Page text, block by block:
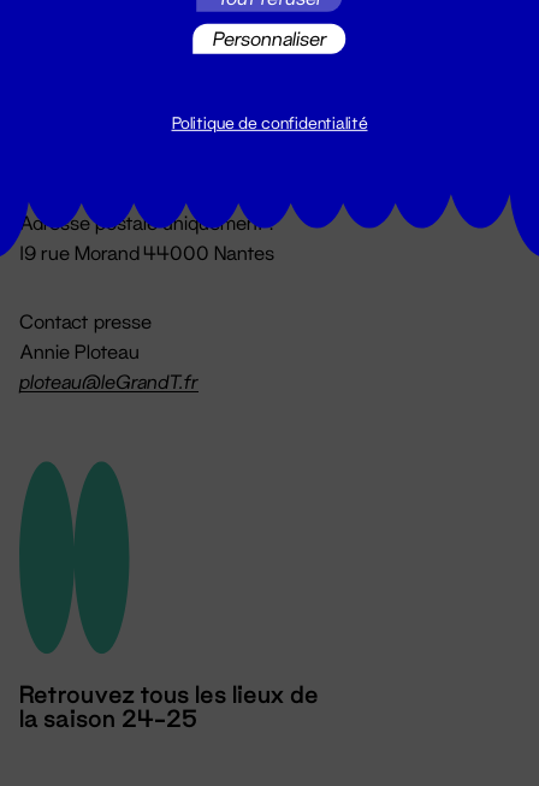
Du lundi au vendredi 14h → 18h
Adresse postale uniquement :
19 rue Morand 44000 Nantes
Contact presse
Annie Ploteau
ploteau@leGrandT.fr
Retrouvez tous les lieux de
la saison 24-25
Personnaliser
Politique de confidentialité